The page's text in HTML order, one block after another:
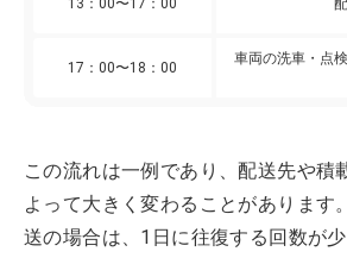
13：00〜17：00
17：00〜18：00
車両の洗車・点
この流れは一例であり、配送先や積
よって大きく変わることがあります
送の場合は、1日に往復する回数が